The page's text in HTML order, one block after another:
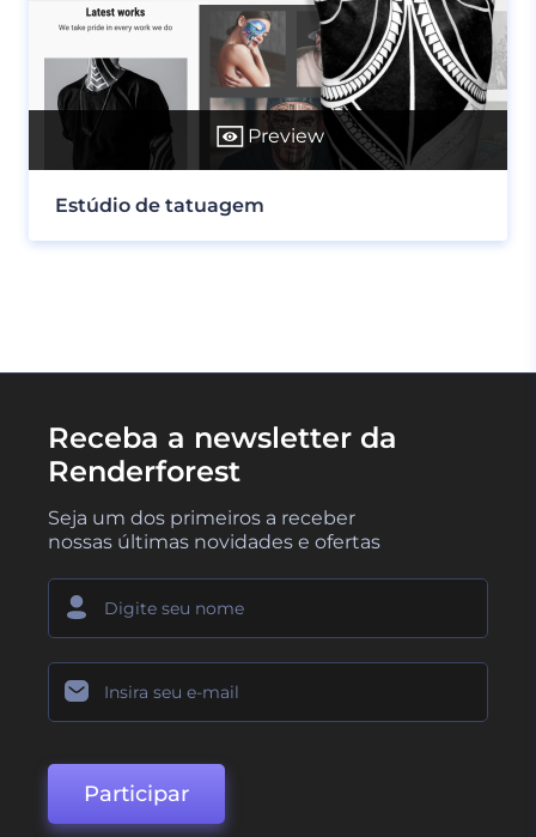
Preview
Estúdio de tatuagem
Receba a newsletter da
Renderforest
Seja um dos primeiros a receber
nossas últimas novidades e ofertas
Participar